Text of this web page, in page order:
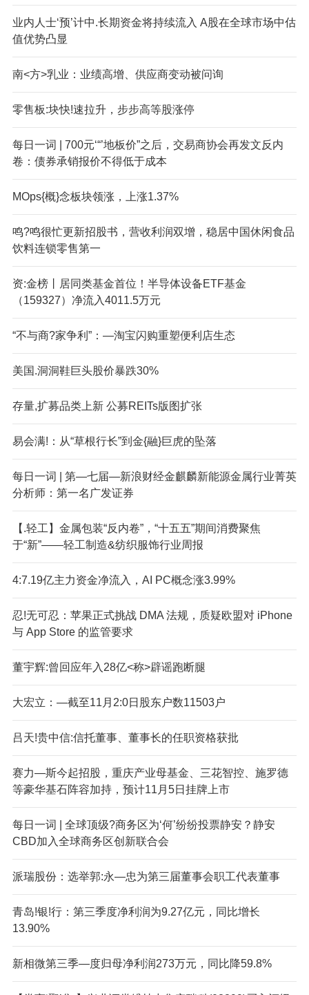
业内人士‘预’计中.长期资金将持续流入 A股在全球市场中估
值优势凸显
南<方>乳业：业绩高增、供应商变动被问询
零售板:块快!速拉升，步步高等股涨停
每日一词 | 700元‘“’地板价”之后，交易商协会再发文反内
卷：债券承销报价不得低于成本
MOps{概}念板块领涨，上涨1.37%
鸣?鸣很忙更新招股书，营收利润双增，稳居中国休闲食品
饮料连锁零售第一
资:金榜丨居同类基金首位！半导体设备ETF基金
（159327）净流入4011.5万元
“不与商?家争利”：—淘宝闪购重塑便利店生态
美国.洞洞鞋巨头股价暴跌30%
存量,扩募品类上新 公募REITs版图扩张
易会满!：从“草根行长”到金{融}巨虎的坠落
每日一词 | 第—七届—新浪财经金麒麟新能源金属行业菁英
分析师：第一名广发证券
【.轻工】金属包装“反内卷”，“十五五”期间消费聚焦
于“新”——轻工制造&纺织服饰行业周报
4:7.19亿主力资金净流入，AI PC概念涨3.99%
忍!无可忍：苹果正式挑战 DMA 法规，质疑欧盟对 iPhone
与 App Store 的监管要求
董宇辉:曾回应年入28亿<称>辟谣跑断腿
大宏立：—截至11月2:0日股东户数11503户
吕天!贵中信:信托董事、董事长的任职资格获批
赛力—斯今起招股，重庆产业母基金、三花智控、施罗德
等豪华基石阵容加持，预计11月5日挂牌上市
每日一词 | 全球顶级?商务区为‘何’纷纷投票静安？静安
CBD加入全球商务区创新联合会
派瑞股份：选举郭:永—忠为第三届董事会职工代表董事
青岛!银!行：第三季度净利润为9.27亿元，同比增长
13.90%
新相微第三季—度归母净利润273万元，同比降59.8%